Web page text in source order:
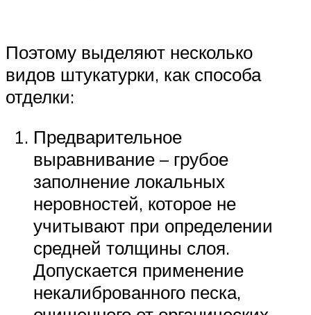
Поэтому выделяют несколько
видов штукатурки, как способа
отделки:
Предварительное
выравнивание – грубое
заполнение локальных
неровностей, которое не
учитывают при определении
средней толщины слоя.
Допускается применение
некалиброванного песка,